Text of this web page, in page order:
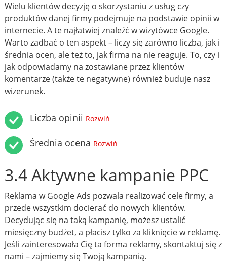
Wielu klientów decyzję o skorzystaniu z usług czy
produktów danej firmy podejmuje na podstawie opinii w
internecie. A te najłatwiej znaleźć w wizytówce Google.
Warto zadbać o ten aspekt – liczy się zarówno liczba, jak i
średnia ocen, ale też to, jak firma na nie reaguje. To, czy i
jak odpowiadamy na zostawiane przez klientów
komentarze (także te negatywne) również buduje nasz
wizerunek.
Liczba opinii Rozwiń
Średnia ocena Rozwiń
3.4 Aktywne kampanie PPC
Reklama w Google Ads pozwala realizować cele firmy, a
przede wszystkim docierać do nowych klientów.
Decydując się na taką kampanię, możesz ustalić
miesięczny budżet, a płacisz tylko za kliknięcie w reklamę.
Jeśli zainteresowała Cię ta forma reklamy, skontaktuj się z
nami – zajmiemy się Twoją kampanią.